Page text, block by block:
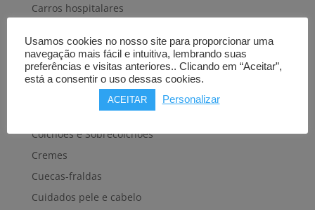
Carros hospitalares
Cintas e Faixas
Cintos, Coletes e afins
Cintos de transferência e mobilidade
Colares cervicais
Colchões e Sobrecolchões
Cremes
Cuecas-fraldas
Cuidados pele e cabelo
Usamos cookies no nosso site para proporcionar uma
navegação mais fácil e intuitiva, lembrando suas
preferências e visitas anteriores.. Clicando em “Aceitar”,
está a consentir o uso dessas cookies.
ACEITAR Personalizar